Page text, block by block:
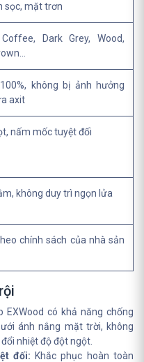
sọc, mặt trơn
Dark Grey, Wood,
không bị ảnh hưởng
axit
nấm mốc tuyệt đối
không duy trì ngọn lửa
chính sách của nhà sản
EXWood có khả năng chống
ánh nắng mặt trời, không
nhiệt độ đột ngột.
đối: Khắc phục hoàn toàn